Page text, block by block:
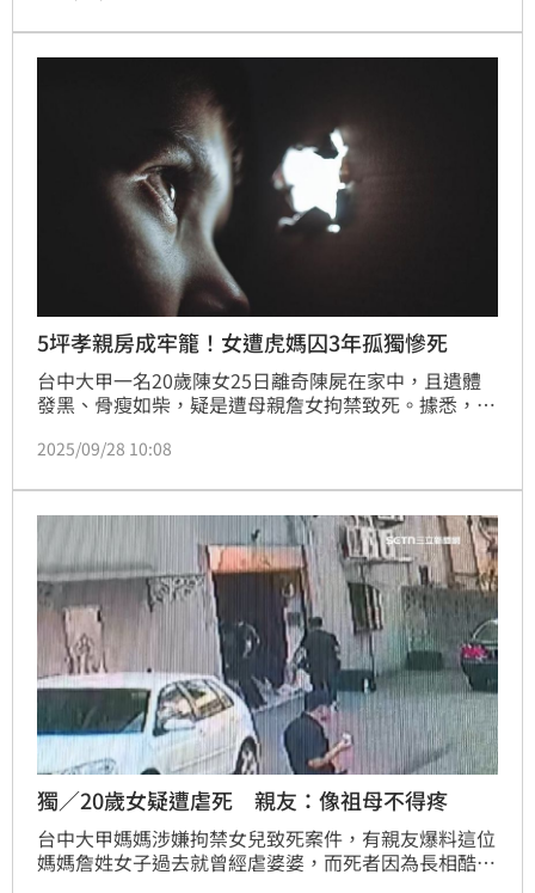
處於冷戰，故未進一步查看，直到當月25日陳父聞到屍
臭破門，才驚見女兒已枯瘦亡，而虎媽在這段期間疑忙
著湮滅證據，企圖掩蓋長期虐待事實。
5坪孝親房成牢籠！女遭虎媽囚3年孤獨慘死
台中大甲一名20歲陳女25日離奇陳屍在家中，且遺體
發黑、骨瘦如柴，疑是遭母親詹女拘禁致死。據悉，陳
2025/09/28 10:08
獨／20歲女疑遭虐死 親友：像祖母不得疼
台中大甲媽媽涉嫌拘禁女兒致死案件，有親友爆料這位
媽媽詹姓女子過去就曾經虐婆婆，而死者因為長相酷似